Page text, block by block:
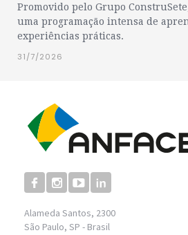
Promovido pelo Grupo
uma programação intensa de
experiências práticas.
31/7/2026
Alameda Santos, 2300
São Paulo, SP - Brasil